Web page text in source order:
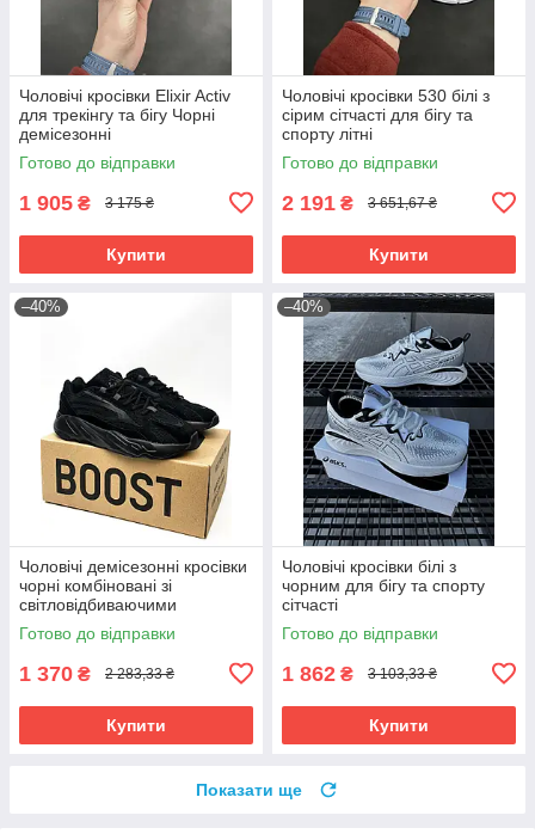
Чоловічі кросівки Elixir Activ
для трекінгу та бігу Чорні
демісезонні
Готово до відправки
1 905 ₴ 3 175 ₴
Купити
Чоловічі кросівки 530 білі з
сірим сітчасті для бігу та
спорту літні
Готово до відправки
2 191 ₴ 3 651,67 ₴
Купити
–40%
Чоловічі демісезонні кросівки
чорні комбіновані зі
світловідбиваючими
елементами
Готово до відправки
1 370 ₴ 2 283,33 ₴
Купити
–40%
Чоловічі кросівки білі з
чорним для бігу та спорту
сітчасті
Готово до відправки
1 862 ₴ 3 103,33 ₴
Купити
Показати ще